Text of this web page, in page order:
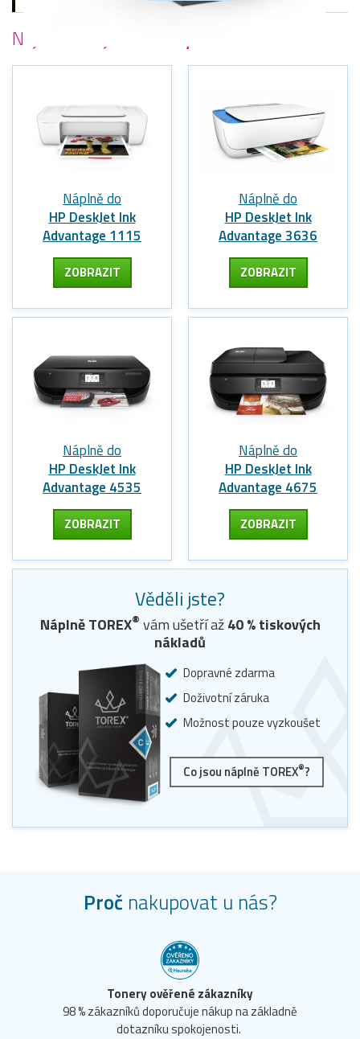
Nejoblíbenější
Náplně do
HP DeskJet Ink
Advantage 1115
ZOBRAZIT
Náplně do
HP DeskJet Ink
Advantage 3636
ZOBRAZIT
Náplně do
HP DeskJet Ink
Advantage 4535
ZOBRAZIT
Náplně do
HP DeskJet Ink
Advantage 4675
ZOBRAZIT
Věděli jste?
Náplně TOREX® vám ušetří až40% tiskových
nákladů
Dopravné zdarma
Doživotní záruka
Možnost pouze vyzkoušet
Co jsou náplně TOREX®?
Proč nakupovat u nás?
Tonery ověřené zákazníky
98 % zákazníků doporučuje nákup na základně
dotazníku spokojenosti.